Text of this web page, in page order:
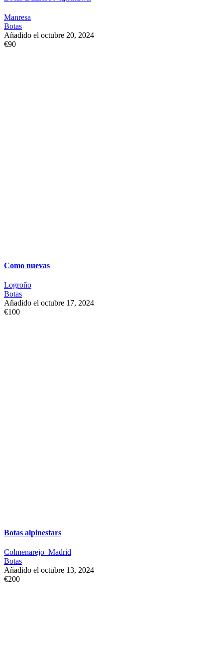
Manresa
Botas
Añadido el octubre 20, 2024
€90
Como nuevas
Logroño
Botas
Añadido el octubre 17, 2024
€100
Botas alpinestars
Colmenarejo_Madrid
Botas
Añadido el octubre 13, 2024
€200